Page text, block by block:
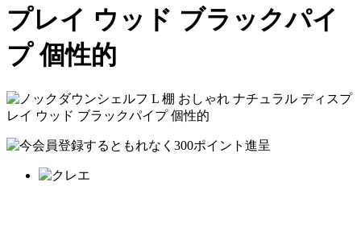
プレイ ウッド ブラックパイ
プ 個性的